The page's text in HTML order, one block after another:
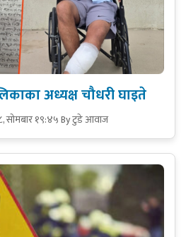
अध्यक्ष चौधरी घाइते
सोमबार १९:४५By टुडे आवाज